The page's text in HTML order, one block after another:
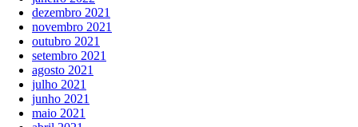
dezembro 2021
novembro 2021
outubro 2021
setembro 2021
agosto 2021
julho 2021
junho 2021
maio 2021